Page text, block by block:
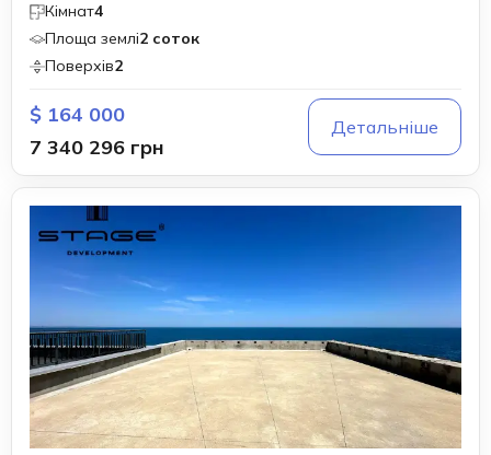
Кімнат4
Площа землі2 соток
Поверхів2
$ 164 000
7 340 296 грн
Детальніше